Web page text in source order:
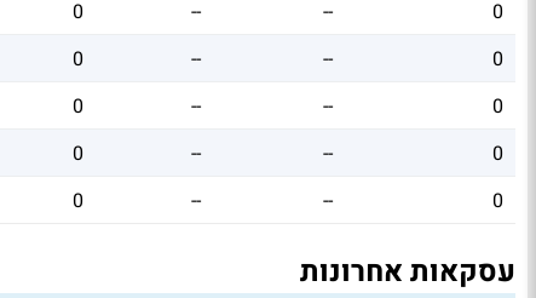
0
--
--
0
0
--
--
0
0
--
--
0
0
--
--
0
0
--
--
0
עסקאות אחרונות